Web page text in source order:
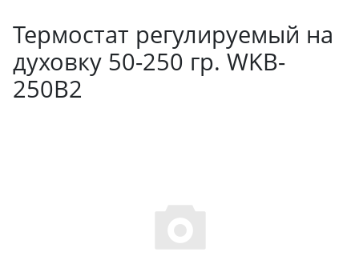
Термостат регулируемый на
духовку 50-250 гр. WKB-
250B2